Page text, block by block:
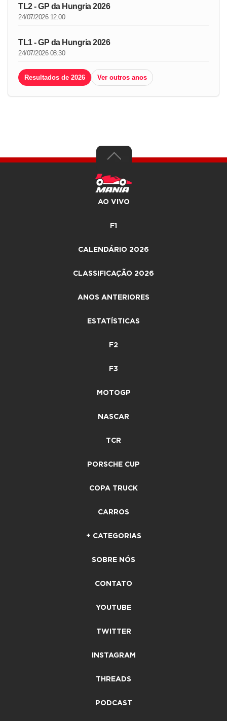
TL2 - GP da Hungria 2026
24/07/2026 12:00
TL1 - GP da Hungria 2026
24/07/2026 08:30
Resultados de 2026 Ver outros anos
AO VIVO
F1
CALENDÁRIO 2026
CLASSIFICAÇÃO 2026
ANOS ANTERIORES
ESTATÍSTICAS
F2
F3
MOTOGP
NASCAR
TCR
PORSCHE CUP
COPA TRUCK
CARROS
+ CATEGORIAS
SOBRE NÓS
CONTATO
YOUTUBE
TWITTER
INSTAGRAM
THREADS
PODCAST